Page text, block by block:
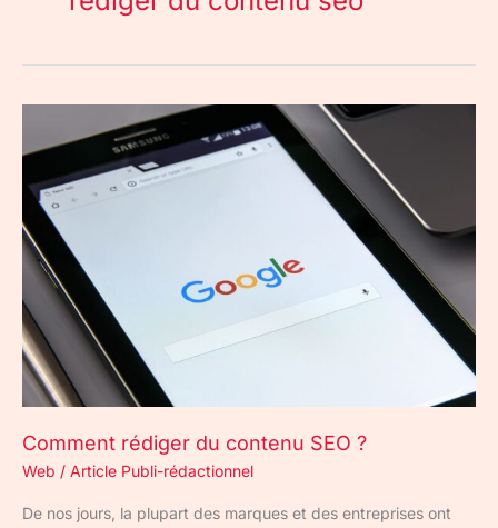
Comment rédiger du contenu SEO ?
Web / Article Publi-rédactionnel
De nos jours, la plupart des marques et des entreprises ont
rédiger
contenu
SEO
?